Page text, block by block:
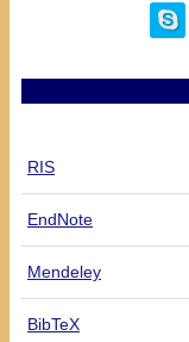
RIS
EndNote
Mendeley
BibTeX